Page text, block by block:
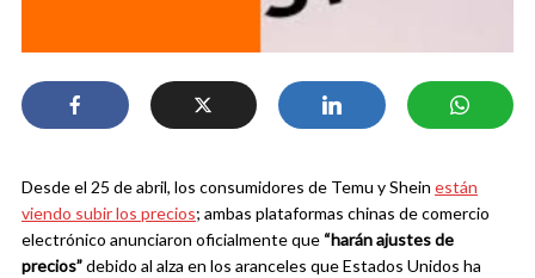
Desde el 25 de abril, los consumidores de Temu y Shein están
viendo subir los precios; ambas plataformas chinas de comercio
electrónico anunciaron oficialmente que “harán ajustes de
precios”debido al alza en los aranceles que Estados Unidos ha